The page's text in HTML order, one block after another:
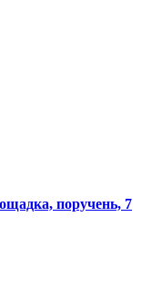
поручень, 7